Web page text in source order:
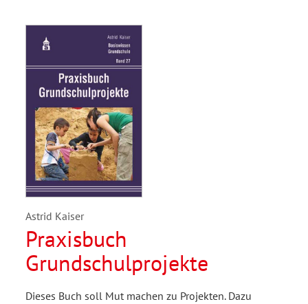
Astrid Kaiser
Praxisbuch
Grundschulprojekte
Dieses Buch soll Mut machen zu Projekten. Dazu